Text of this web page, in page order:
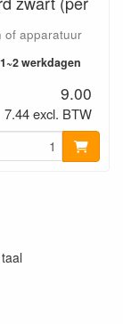
of apparatuur
werkdagen
9.00
7.44 excl. BTW